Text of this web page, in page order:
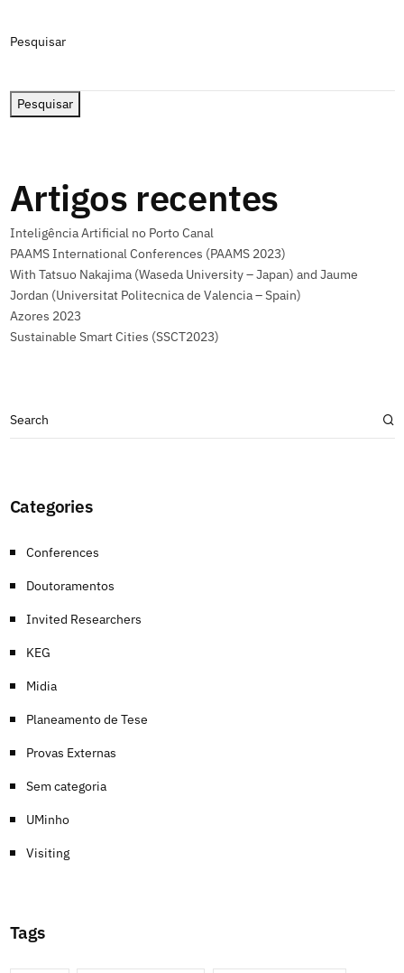
Pesquisar
Pesquisar
Artigos recentes
Inteligência Artificial no Porto Canal
PAAMS International Conferences (PAAMS 2023)
With Tatsuo Nakajima (Waseda University – Japan) and Jaume
Jordan (Universitat Politecnica de Valencia – Spain)
Azores 2023
Sustainable Smart Cities (SSCT2023)
Categories
Conferences
Doutoramentos
Invited Researchers
KEG
Midia
Planeamento de Tese
Provas Externas
Sem categoria
UMinho
Visiting
Tags